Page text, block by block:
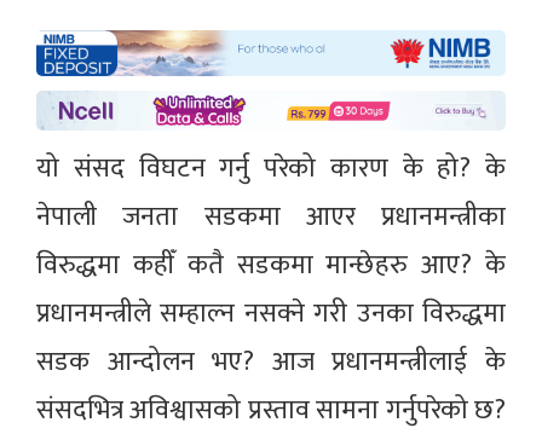
यो संसद विघटन गर्नु परेको कारण के हो? के
नेपाली जनता सडकमा आएर प्रधानमन्त्रीका
विरुद्धमा कहीँ कतै सडकमा मान्छेहरु आए? के
प्रधानमन्त्रीले सम्हाल्न नसक्ने गरी उनका विरुद्धमा
सडक आन्दोलन भए? आज प्रधानमन्त्रीलाई के
संसदभित्र अविश्वासको प्रस्ताव सामना गर्नुपरेको छ?